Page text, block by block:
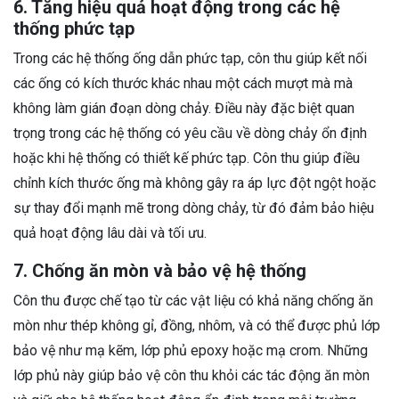
6. Tăng hiệu quả hoạt động trong các hệ
thống phức tạp
Trong các hệ thống ống dẫn phức tạp, côn thu giúp kết nối
các ống có kích thước khác nhau một cách mượt mà mà
không làm gián đoạn dòng chảy. Điều này đặc biệt quan
trọng trong các hệ thống có yêu cầu về dòng chảy ổn định
hoặc khi hệ thống có thiết kế phức tạp. Côn thu giúp điều
chỉnh kích thước ống mà không gây ra áp lực đột ngột hoặc
sự thay đổi mạnh mẽ trong dòng chảy, từ đó đảm bảo hiệu
quả hoạt động lâu dài và tối ưu.
7. Chống ăn mòn và bảo vệ hệ thống
Côn thu được chế tạo từ các vật liệu có khả năng chống ăn
mòn như thép không gỉ, đồng, nhôm, và có thể được phủ lớp
bảo vệ như mạ kẽm, lớp phủ epoxy hoặc mạ crom. Những
lớp phủ này giúp bảo vệ côn thu khỏi các tác động ăn mòn